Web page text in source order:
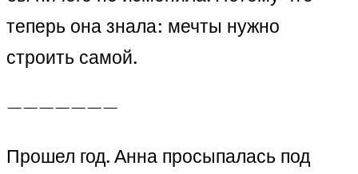
теперь она знала: мечты нужно
строить самой.
———————
Прошел год. Анна просыпалась под